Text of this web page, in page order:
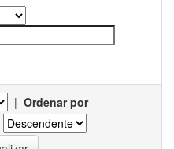
| Ordenar por